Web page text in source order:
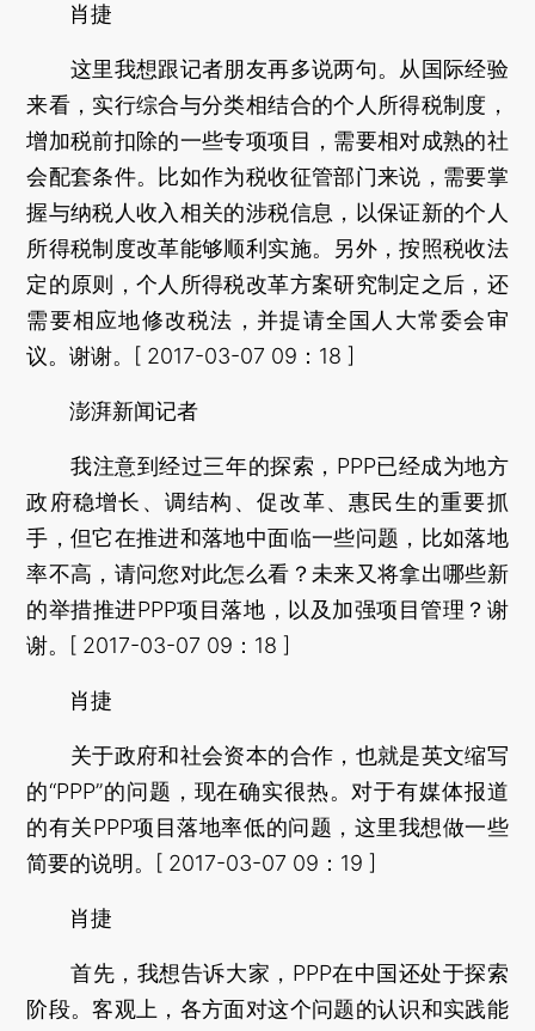
肖捷
这里我想跟记者朋友再多说两句。从国际经验
来看，实行综合与分类相结合的个人所得税制度，
增加税前扣除的一些专项项目，需要相对成熟的社
会配套条件。比如作为税收征管部门来说，需要掌
握与纳税人收入相关的涉税信息，以保证新的个人
所得税制度改革能够顺利实施。另外，按照税收法
定的原则，个人所得税改革方案研究制定之后，还
需要相应地修改税法，并提请全国人大常委会审
议。谢谢。[ 2017-03-07 09：18 ]
澎湃新闻记者
我注意到经过三年的探索，PPP已经成为地方
政府稳增长、调结构、促改革、惠民生的重要抓
手，但它在推进和落地中面临一些问题，比如落地
率不高，请问您对此怎么看？未来又将拿出哪些新
的举措推进PPP项目落地，以及加强项目管理？谢
谢。[ 2017-03-07 09：18 ]
肖捷
关于政府和社会资本的合作，也就是英文缩写
的“PPP”的问题，现在确实很热。对于有媒体报道
的有关PPP项目落地率低的问题，这里我想做一些
简要的说明。[ 2017-03-07 09：19 ]
肖捷
首先，我想告诉大家，PPP在中国还处于探索
阶段。客观上，各方面对这个问题的认识和实践能